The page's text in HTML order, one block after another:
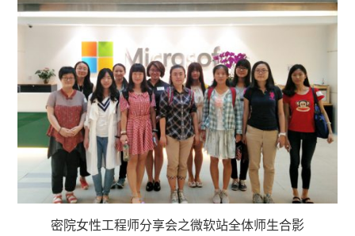
密院女性工程师分享会之微软站全体师生合影